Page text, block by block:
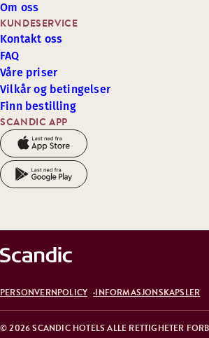
SCANDIC APP
KUNDESERVICE
Kontakt oss
FAQ
Våre priser
Vilkår og betingelser
Finn bestilling
Om oss
© 2026 SCANDIC HOTELS ALLE RETTIGHETER
PERSONVERNPOLICY INFORMASJONSKAPSLER